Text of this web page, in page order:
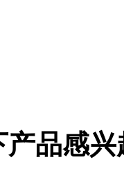
品感兴